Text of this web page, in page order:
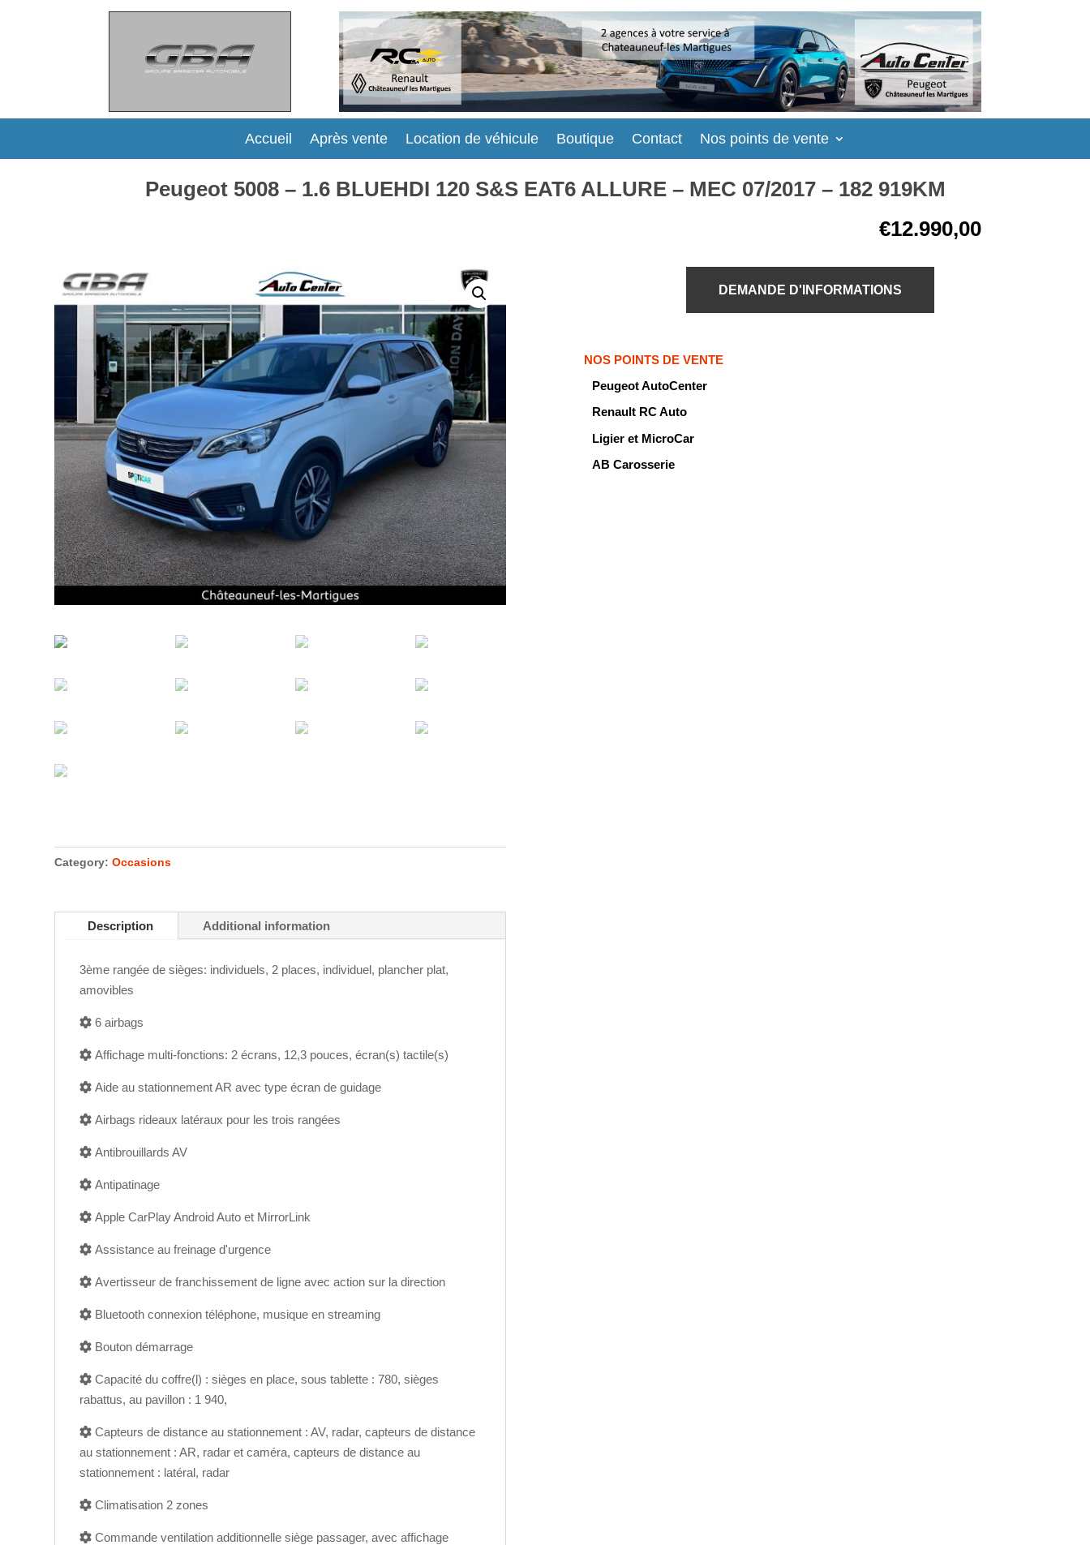
Accueil Après vente Location de véhicule Boutique Contact Nos points de vente
Peugeot 5008 – 1.6 BLUEHDI 120 S&S EAT6 ALLURE – MEC 07/2017 – 182 919KM
€12.990,00
Category:Occasions
Description Additional information
3ème rangée de sièges: individuels, 2 places, individuel, plancher plat,
amovibles
6 airbags
Affichage multi-fonctions: 2 écrans, 12,3 pouces, écran(s) tactile(s)
Aide au stationnement AR avec type écran de guidage
Airbags rideaux latéraux pour les trois rangées
Antibrouillards AV
Antipatinage
Apple CarPlay Android Auto et MirrorLink
Assistance au freinage d'urgence
Avertisseur de franchissement de ligne avec action sur la direction
Bluetooth connexion téléphone, musique en streaming
Bouton démarrage
Capacité du coffre(l) : sièges en place, sous tablette : 780, sièges
rabattus, au pavillon : 1 940,
Capteurs de distance au stationnement : AV, radar, capteurs de distance
au stationnement : AR, radar et caméra, capteurs de distance au
stationnement : latéral, radar
Climatisation 2 zones
Commande ventilation additionnelle siège passager, avec affichage
DEMANDE D'INFORMATIONS
NOS POINTS DE VENTE
Peugeot AutoCenter
Renault RC Auto
Ligier et MicroCar
AB Carosserie